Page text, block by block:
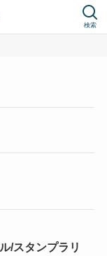
検索
/スタンプラリ